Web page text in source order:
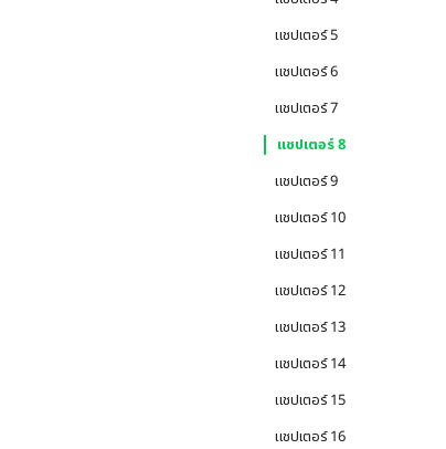
แชปเตอร์ 5
แชปเตอร์ 6
แชปเตอร์ 7
แชปเตอร์ 8
แชปเตอร์ 9
แชปเตอร์ 10
แชปเตอร์ 11
แชปเตอร์ 12
แชปเตอร์ 13
แชปเตอร์ 14
แชปเตอร์ 15
แชปเตอร์ 16